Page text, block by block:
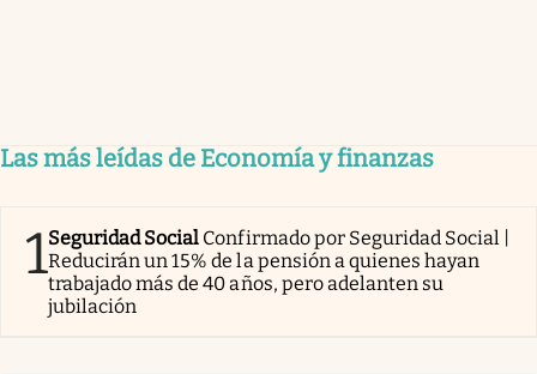
Las más leídas de Economía y finanzas
1Seguridad Social Confirmado por Seguridad Social |
Reducirán un 15% de la pensión a quienes hayan
trabajado más de 40 años, pero adelanten su
jubilación